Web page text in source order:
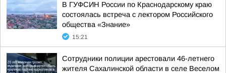
В ГУФСИН России по Краснодарскому краю
состоялась встреча с лектором Российского
общества «Знание»
15:21
Сотрудники полиции арестовали 46-летнего
жителя Сахалинской области в селе Веселом